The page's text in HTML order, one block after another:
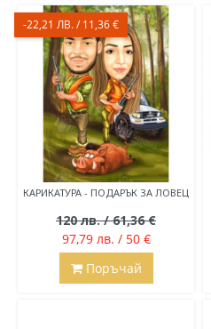
КАРИКАТУРА - ПОДАРЪК ЗА ЛОВЕЦ
120 лв. / 61,36 €
97,79 лв. / 50 €
-22,21 ЛВ. / 11,36 €
Поръчай